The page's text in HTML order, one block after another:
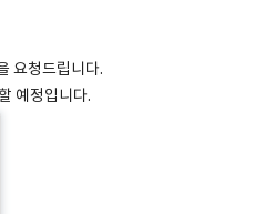
요청드립니다.
예정입니다.